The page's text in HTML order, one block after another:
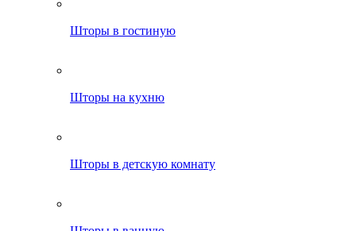
Шторы в гостиную
Шторы на кухню
Шторы в детскую комнату